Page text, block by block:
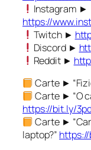
Instagram ►
https://
Twitch ►
Discord ►
Reddit ►
Carte ►
Carte ► “O
https://bit.ly/
Carte ►
laptop?”